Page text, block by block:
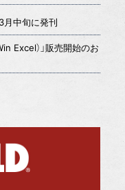
月中旬に発刊
Excel）」販売開始のお